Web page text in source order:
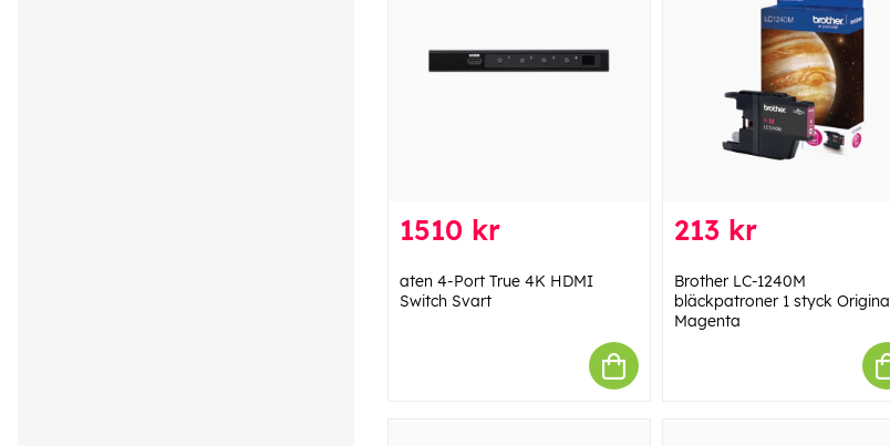
1510 kr
aten 4-Port True 4K HDMI
Switch Svart
213 kr
Brother LC-1240M
bläckpatroner 1 styck Original
Magenta